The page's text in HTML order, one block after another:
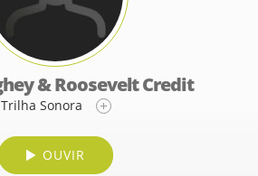
& Roosevelt Credit
Trilha Sonora
OUVIR